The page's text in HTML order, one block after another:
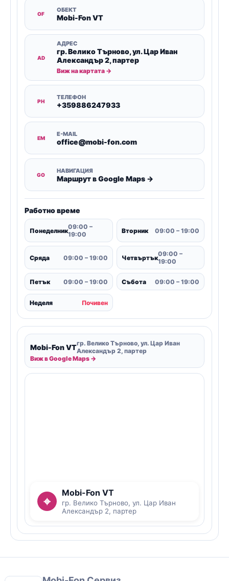
OF
ОБЕКТ
Mobi-Fon VT
AD
АДРЕС
гр. Велико Търново, ул. Цар Иван
Александър 2, партер
Виж на картата →
PH
ТЕЛЕФОН
+359886247933
EM
E-MAIL
office@mobi-fon.com
GO
НАВИГАЦИЯ
Маршрут в Google Maps →
Работно време
Понеделник09:00 –
19:00
Вторник 09:00 – 19:00
Сряда 09:00 – 19:00 Четвъртък09:00 –
19:00
Петък 09:00 – 19:00 Събота 09:00 – 19:00
Неделя Почивен
Mobi-Fon VTгр. Велико Търново, ул. Цар Иван
Александър 2, партер
Виж в Google Maps →
⌖
Mobi-Fon VT
гр. Велико Търново, ул. Цар Иван
Александър 2, партер